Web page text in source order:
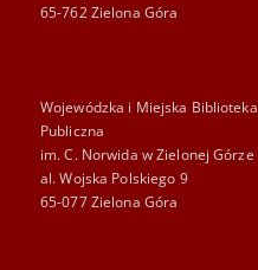
65-762 Zielona Góra
Wojewódzka i Miejska Biblioteka
Publiczna
im. C. Norwida w Zielonej Górze
al. Wojska Polskiego 9
65-077 Zielona Góra